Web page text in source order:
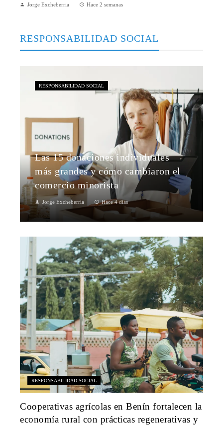
Jorge Excheberria Hace 2 semanas
RESPONSABILIDAD SOCIAL
Las 15 donaciones individuales
más grandes y cómo cambiaron el
comercio minorista
Jorge Excheberria Hace 4 días
RESPONSABILIDAD SOCIAL
RESPONSABILIDAD SOCIAL
Cooperativas agrícolas en Benín fortalecen la
economía rural con prácticas regenerativas y